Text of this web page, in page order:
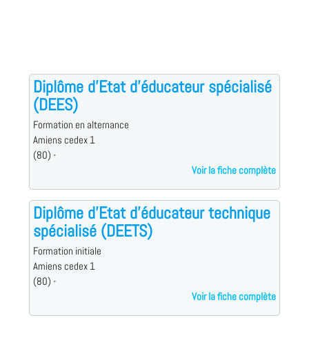
Diplôme d'Etat d'éducateur spécialisé
(DEES)
Formation en alternance
Amiens cedex 1
(80) -
Voir la fiche complète
Diplôme d'Etat d'éducateur technique
spécialisé (DEETS)
Formation initiale
Amiens cedex 1
(80) -
Voir la fiche complète